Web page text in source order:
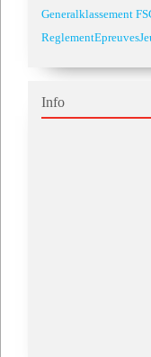
Generalklassement
Info